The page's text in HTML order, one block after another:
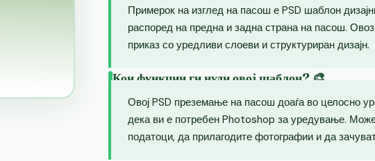
Примерок на изглед на пасош е PSD шаблон
распоред на предна и задна страна на пасош.
приказ со уредливи слоеви и структуриран дизајн.
Кои функции ги нуди овој шаблон? 🎨
Овој PSD преземање на пасош доаѓа во целосно
дека ви е потребен Photoshop за уредување.
податоци, да прилагодите фотографии и да